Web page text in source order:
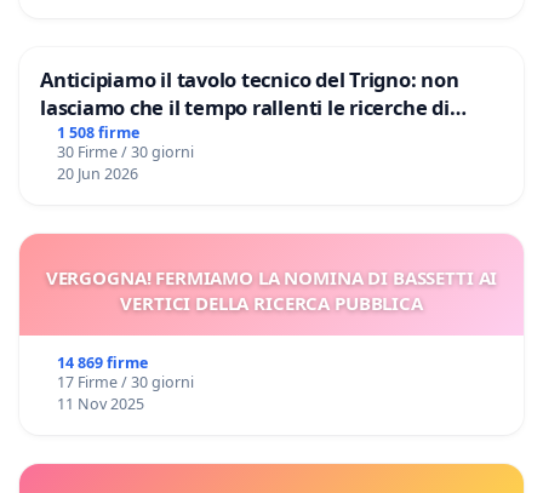
Anticipiamo il tavolo tecnico del Trigno: non
lasciamo che il tempo rallenti le ricerche di
Domenico Racanati
1 508 firme
30 Firme / 30 giorni
20 Jun 2026
VERGOGNA! FERMIAMO LA NOMINA DI BASSETTI AI
VERTICI DELLA RICERCA PUBBLICA
14 869 firme
17 Firme / 30 giorni
11 Nov 2025